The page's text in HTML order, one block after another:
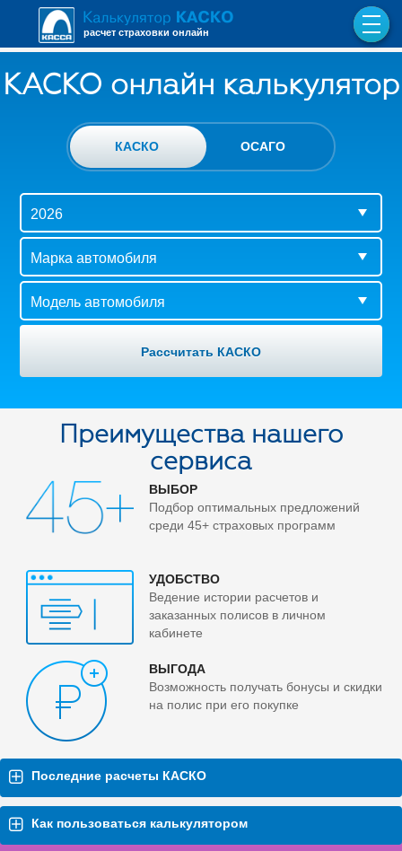
расчет страховки онлайн
КАСКО онлайн калькулятор
КАСКО ОСАГО
Преимущества нашего
сервиса
ВЫБОР
Подбор оптимальных предложений
среди 45+ страховых программ
УДОБСТВО
Ведение истории расчетов и
заказанных полисов в личном
кабинете
ВЫГОДА
Возможность получать бонусы и скидки
на полис при его покупке
Последние расчеты КАСКО
Как пользоваться калькулятором